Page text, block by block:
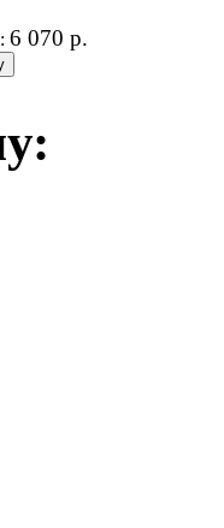
6 070 р.